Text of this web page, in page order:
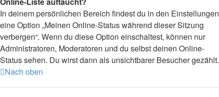
In deinem persönlichen Bereich findest du in den Einstellungen
eine Option „Meinen Online-Status während dieser Sitzung
verbergen“. Wenn du diese Option einschaltest, können nur
Administratoren, Moderatoren und du selbst deinen Online-
Status sehen. Du wirst dann als unsichtbarer Besucher gezählt.
Nach oben